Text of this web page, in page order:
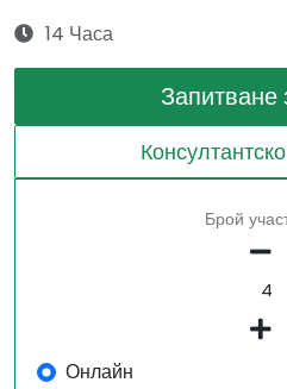
14 Часа
Запитване
Брой
Онлайн